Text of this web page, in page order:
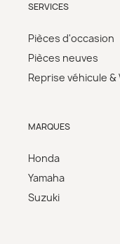
SERVICES
Pièces d'occasion
Pièces neuves
Reprise véhicule &
MARQUES
Honda
Yamaha
Suzuki